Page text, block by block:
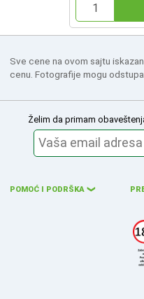
Sve cene na ovom sajtu
cenu. Fotografije mogu
Želim da primam
POMOĆ I PODRŠKA ❮